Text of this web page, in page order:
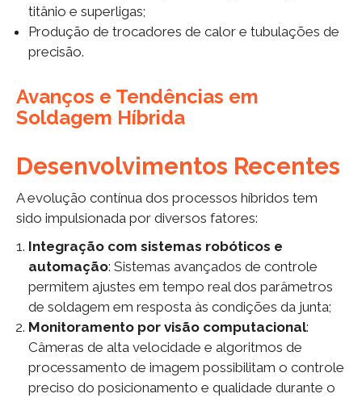
titânio e superligas;
Produção de trocadores de calor e tubulações de
precisão.
Avanços e Tendências em
Soldagem Híbrida
Desenvolvimentos Recentes
A evolução contínua dos processos híbridos tem
sido impulsionada por diversos fatores:
Integração com sistemas robóticos e
automação: Sistemas avançados de controle
permitem ajustes em tempo real dos parâmetros
de soldagem em resposta às condições da junta;
Monitoramento por visão computacional:
Câmeras de alta velocidade e algoritmos de
processamento de imagem possibilitam o controle
preciso do posicionamento e qualidade durante o